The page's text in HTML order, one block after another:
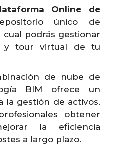
Online de
único de
podrás gestionar
y tour virtual de tu
de nube de
BIM ofrece un
la gestión de activos.
obtener
la eficiencia
a largo plazo.